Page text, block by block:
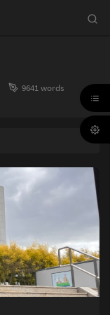
9641 words